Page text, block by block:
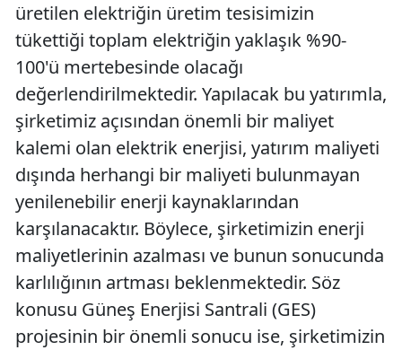
üretilen elektriğin üretim tesisimizin
tükettiği toplam elektriğin yaklaşık %90-
100'ü mertebesinde olacağı
değerlendirilmektedir. Yapılacak bu yatırımla,
şirketimiz açısından önemli bir maliyet
kalemi olan elektrik enerjisi, yatırım maliyeti
dışında herhangi bir maliyeti bulunmayan
yenilenebilir enerji kaynaklarından
karşılanacaktır. Böylece, şirketimizin enerji
maliyetlerinin azalması ve bunun sonucunda
karlılığının artması beklenmektedir. Söz
konusu Güneş Enerjisi Santrali (GES)
projesinin bir önemli sonucu ise, şirketimizin